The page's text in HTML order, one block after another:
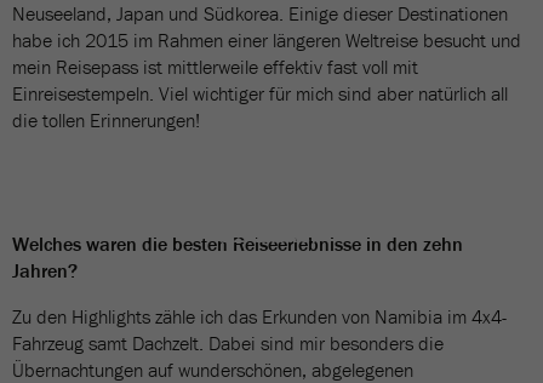
Neuseeland, Japan und Südkorea. Einige dieser Destinationen
habe ich 2015 im Rahmen einer längeren Weltreise besucht und
mein Reisepass ist mittlerweile effektiv fast voll mit
Einreisestempeln. Viel wichtiger für mich sind aber natürlich all
die tollen Erinnerungen!
12 Bilder
Welches waren die besten Reiseerlebnisse in den zehn
Jahren?
Zu den Highlights zähle ich das Erkunden von Namibia im 4x4-
Fahrzeug samt Dachzelt. Dabei sind mir besonders die
Übernachtungen auf wunderschönen, abgelegenen